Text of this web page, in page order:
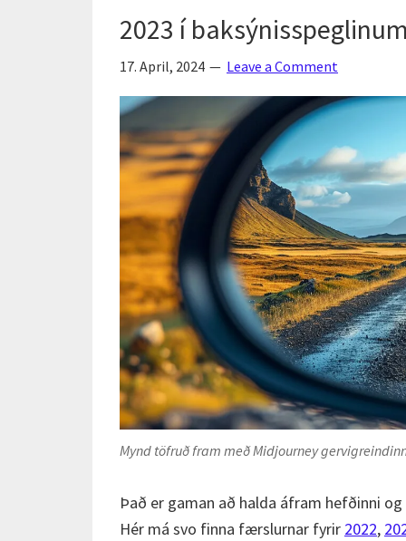
2007
er
nýja
vefsíðu
2023 í
17. April, 2024 Leave a Comment
Mynd töfruð fram með Midjourney
Það er gaman að halda áfram hefðinni
Hér má svo finna færslurnar fyrir 2022,